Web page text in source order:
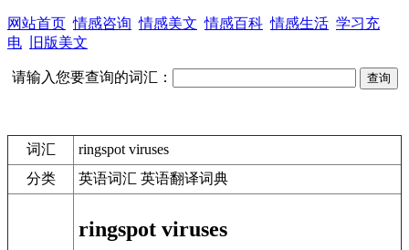
网站首页 情感咨询 情感美文 情感百科 情感生活 学习充
电
旧版美文
请输入您要查询的词汇：
词汇
ringspot viruses
分类
英语词汇 英语翻译词典
ringspot viruses